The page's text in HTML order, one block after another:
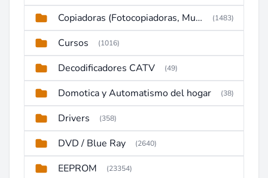
Copiadoras (Fotocopiadoras, Multifunctions, Ploter, etc) (1483)
Cursos (1016)
Decodificadores CATV (49)
Domotica y Automatismo del hogar (38)
Drivers (358)
DVD / Blue Ray (2640)
EEPROM (23354)